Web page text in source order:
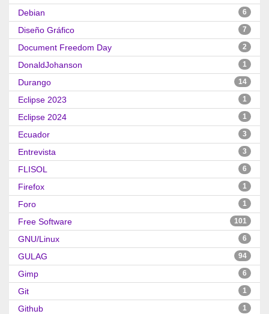
Debian 6
Diseño Gráfico 7
Document Freedom Day 2
DonaldJohanson 1
Durango 14
Eclipse 2023 1
Eclipse 2024 1
Ecuador 3
Entrevista 3
FLISOL 6
Firefox 1
Foro 1
Free Software 101
GNU/Linux 6
GULAG 94
Gimp 6
Git 1
Github 1